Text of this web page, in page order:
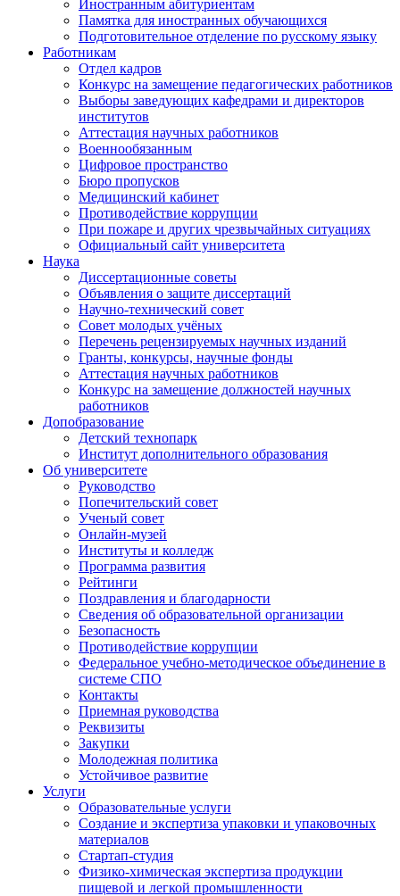
Иностранным абитуриентам
Памятка для иностранных обучающихся
Подготовительное отделение по русскому языку
Работникам
Отдел кадров
Конкурс на замещение педагогических работников
Выборы заведующих кафедрами и директоров
институтов
Аттестация научных работников
Военнообязанным
Цифровое пространство
Бюро пропусков
Медицинский кабинет
Противодействие коррупции
При пожаре и других чрезвычайных ситуациях
Официальный сайт университета
Наука
Диссертационные советы
Объявления о защите диссертаций
Научно-технический совет
Совет молодых учёных
Перечень рецензируемых научных изданий
Гранты, конкурсы, научные фонды
Аттестация научных работников
Конкурс на замещение должностей научных
работников
Допобразование
Детский технопарк
Институт дополнительного образования
Об университете
Руководство
Попечительский совет
Ученый совет
Онлайн-музей
Институты и колледж
Программа развития
Рейтинги
Поздравления и благодарности
Сведения об образовательной организации
Безопасность
Противодействие коррупции
Федеральное учебно-методическое объединение в
системе СПО
Контакты
Приемная руководства
Реквизиты
Закупки
Молодежная политика
Устойчивое развитие
Услуги
Образовательные услуги
Создание и экспертиза упаковки и упаковочных
материалов
Стартап-студия
Физико-химическая экспертиза продукции
пищевой и легкой промышленности